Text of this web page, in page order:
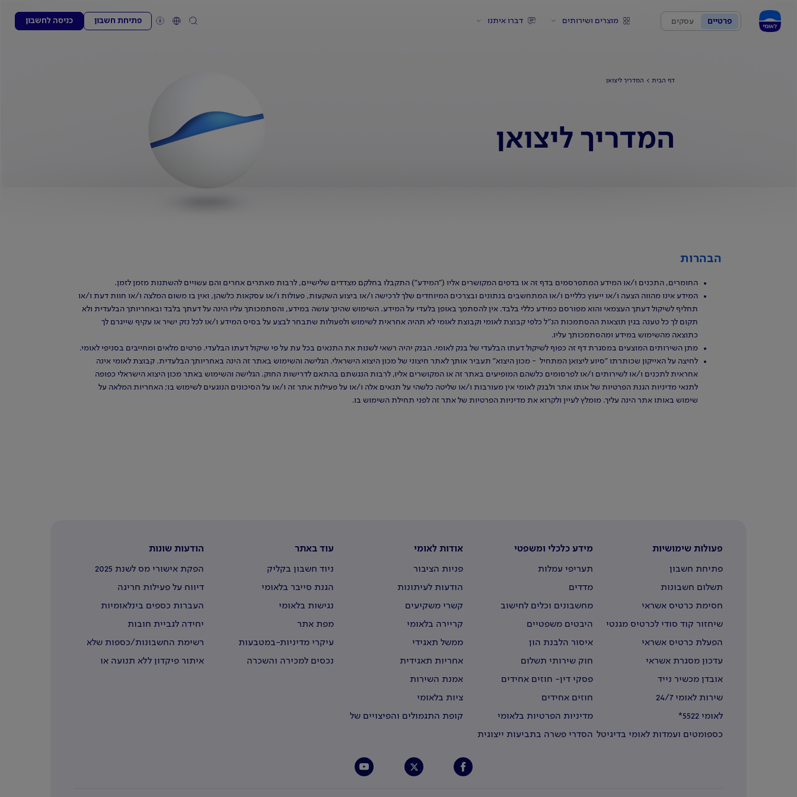
פרטיים עסקים מוצרים ושירותים דברו איתנו פתיחת חשבון כניסה לחשבון
דף הבית המדריך ליצואן
המדריך ליצואן
הבהרות
החומרים, התכנים ו/או המידע המתפרסמים בדף זה או בדפים המקושרים אליו ("המידע") התקבלו בחלקם מצדדים שלישיים, לרבות מאתרים אחרים והם עשויים להשתנות מזמן לזמן.
המידע אינו מהווה הצעה ו/או ייעוץ כלליים ו/או המתחשבים בנתונים ובצרכים המיוחדים שלך לרכישה ו/או ביצוע השקעות, פעולות ו/או עסקאות כלשהן, ואין בו משום המלצה ו/או חוות דעת ו/או
תחליף לשיקול דעתך העצמאי והוא מפורסם כמידע כללי בלבד. אין להסתמך באופן בלעדי על המידע. השימוש שהינך עושה במידע, והסתמכותך עליו הינה על דעתך בלבד ובאחריותך הבלעדית ולא
תקום לך כל טענה בגין תוצאות ההסתמכות הנ"ל כלפי קבוצת לאומי וקבוצת לאומי לא תהיה אחראית לשימוש ולפעולות שתבחר לבצע על בסיס המידע ו/או לכל נזק ישיר או עקיף שייגרם לך
כתוצאה מהשימוש במידע ומהסתמכותך עליו.
מתן השירותים המוצעים במסגרת דף זה כפוף לשיקול דעתו הבלעדי של בנק לאומי. הבנק יהיה רשאי לשנות את התנאים בכל עת על פי שיקול דעתו הבלעדי. פרטים מלאים ומחייבים בסניפי לאומי.
לחיצה על האייקון שכותרתו "סיוע ליצואן המתחיל - מכון היצוא" תעביר אותך לאתר חיצוני של מכון היצוא הישראלי. הגלישה והשימוש באתר זה הינה באחריותך הבלעדית. קבוצת לאומי אינה
אחראית לתכנים ו/או לשירותים ו/או לפרסומים כלשהם המופיעים באתר זה או המקושרים אליו, לרבות הנגשתם בהתאם לדרישות החוק. הגלישה והשימוש באתר מכון היצוא הישראלי כפופה
לתנאי מדיניות הגנת הפרטיות של אותו אתר ולבנק לאומי אין מעורבות ו/או שליטה כלשהי על תנאים אלה ו/או על פעילות אתר זה ו/או על הסיכונים הנוגעים לשימוש בו; האחריות המלאה על
שימוש באותו אתר הינה עליך. מומלץ לעיין ולקרוא את מדיניות הפרטיות של אתר זה לפני תחילת השימוש בו.
פעולות שימושיות
פתיחת חשבון
תשלום חשבונות
חסימת כרטיס אשראי
שיחזור קוד סודי לכרטיס מגנטי
הפעלת כרטיס אשראי
עדכון מסגרת אשראי
אובדן מכשיר נייד
שירות לאומי 24/7
לאומי 5522*
כספומטים ועמדות לאומי בדיגיטל
מידע כלכלי ומשפטי
תעריפי עמלות
מדדים
מחשבונים וכלים לחישוב
היבטים משפטיים
איסור הלבנת הון
חוק שירותי תשלום
פסקי דין- חוזים אחידים
חוזים אחידים
מדיניות הפרטיות בלאומי
הסדרי פשרה בתביעות ייצוגית
אודות לאומי
פניות הציבור
הודעות לעיתונות
קשרי משקיעים
קריירה בלאומי
ממשל תאגידי
אחריות תאגידית
אמנת השירות
ציות בלאומי
קופת התגמולים והפיצויים של
עוד באתר
ניוד חשבון בקליק
הגנת סייבר בלאומי
נגישות בלאומי
מפת אתר
עיקרי מדיניות-במטבעות
נכסים למכירה והשכרה
הודעות שונות
הפקת אישורי מס לשנת 2025
דיווח על פעילות חריגה
העברות כספים בינלאומיות
יחידה לגביית חובות
רשימת החשבונות/כספות שלא
איתור פיקדון ללא תנועה או